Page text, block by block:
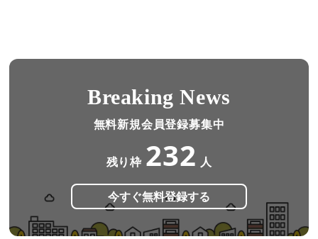
Breaking News
無料新規会員登録募集中
残り枠 232 人
今すぐ無料登録する